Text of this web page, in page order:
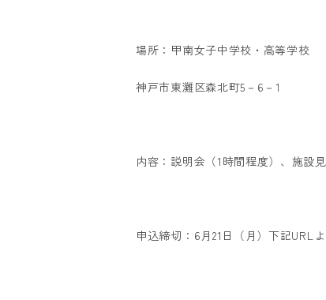
場所：甲南女子中学校・高等学校
神戸市東灘区森北町5－6－1
内容：説明会（1時間程度）、施設見
申込締切：6月21日（月）下記URL